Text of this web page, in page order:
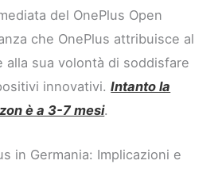
del OnePlus Open
che OnePlus attribuisce al
alla sua volontà di soddisfare
innovativi.Intanto la
è a 3-7 mesi.
in Germania: Implicazioni e